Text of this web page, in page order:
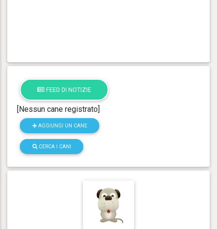
FEED DI NOTIZIE
[Nessun cane registrato]
AGGIUNGI UN CANE
CERCA I CANI